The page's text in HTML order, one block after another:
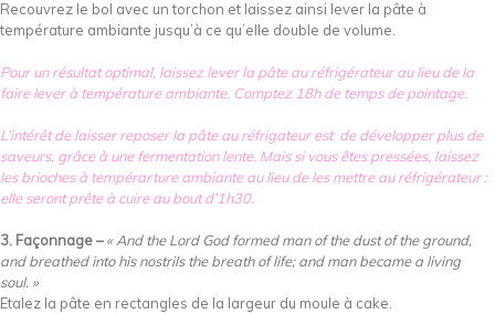
Recouvrez le bol avec un torchon et laissez ainsi lever la pâte à
température ambiante jusqu’à ce qu’elle double de volume.
Pour un résultat optimal, laissez lever la pâte au réfrigérateur au lieu de la
faire lever à température ambiante. Comptez 18h de temps de pointage.
L’intérêt de laisser reposer la pâte au réfrigateur est de développer plus de
saveurs, grâce à une fermentation lente. Mais si vous êtes pressées, laissez
les brioches à tempérarture ambiante au lieu de les mettre au réfrigérateur :
elle seront prête à cuire au bout d’1h30.
3. Façonnage–« And the Lord God formed man of the dust of the ground,
and breathed into his nostrils the breath of life; and man became a living
soul. »
Etalez la pâte en rectangles de la largeur du moule à cake.